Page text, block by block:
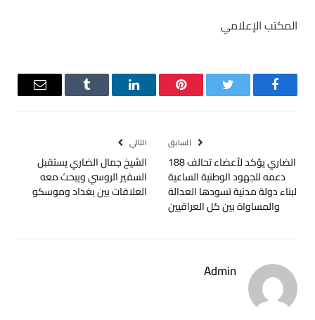
المكتب الإعلامي
فيسبوك تويتر بينتيريستلينكدإن Tumblr
البريد
السابق
الضاري يؤكد لأعضاء تحالف 188
دعمه للجهود الوطنية الساعية
لبناء دولة مدنية تسودها العدالة
والمساواة بين كل العراقيين
التالي
الشيخ جمال الضاري يستقبل
السفير الروسي ويبحث معه
العلاقات بين بغداد وموسكو
Admin